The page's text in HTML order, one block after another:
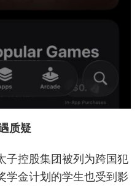
质疑
子控股集团被列为跨国犯
学金计划的学生也受到影